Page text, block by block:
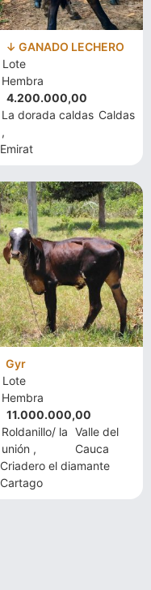
↓ GANADO LECHERO
Lote
Hembra
4.200.000,00
La dorada caldas
,
Caldas
Emirat
Gyr
Lote
Hembra
11.000.000,00
Roldanillo/ la
unión ,
Valle del
Cauca
Criadero el diamante
Cartago